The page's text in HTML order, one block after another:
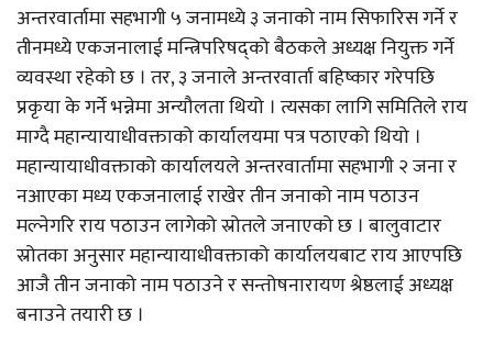
अन्तरवार्तामा सहभागी ५ जनामध्ये ३ जनाको नाम सिफारिस गर्ने र
तीनमध्ये एकजनालाई मन्त्रिपरिषद्को बैठकले अध्यक्ष नियुक्त गर्ने
व्यवस्था रहेको छ । तर, ३ जनाले अन्तरवार्ता बहिष्कार गरेपछि
प्रकृया के गर्ने भन्नेमा अन्यौलता थियो । त्यसका लागि समितिले राय
माग्दै महान्यायाधीवक्ताको कार्यालयमा पत्र पठाएको थियो ।
महान्यायाधीवक्ताको कार्यालयले अन्तरवार्तामा सहभागी २ जना र
नआएका मध्य एकजनालाई राखेर तीन जनाको नाम पठाउन
मल्नेगरि राय पठाउन लागेको स्रोतले जनाएको छ । बालुवाटार
स्रोतका अनुसार महान्यायाधीवक्ताको कार्यालयबाट राय आएपछि
आजै तीन जनाको नाम पठाउने र सन्तोषनारायण श्रेष्ठलाई अध्यक्ष
बनाउने तयारी छ ।